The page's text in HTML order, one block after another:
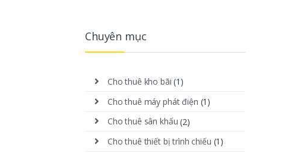
Chuyên mục
Cho thuê kho bãi (1)
Cho thuê máy phát điện (1)
Cho thuê sân khấu (2)
Cho thuê thiết bị trình chiếu (1)